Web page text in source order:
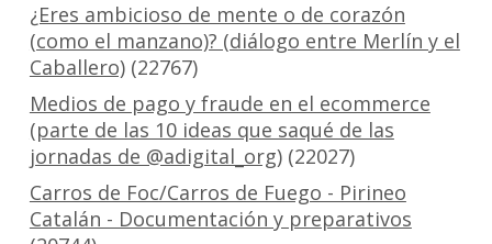
¿Eres ambicioso de mente o de corazón
(como el manzano)? (diálogo entre Merlín y el
Caballero)(22767)
Medios de pago y fraude en el ecommerce
(parte de las 10 ideas que saqué de las
jornadas de @adigital_org)(22027)
Carros de Foc/Carros de Fuego - Pirineo
Catalán - Documentación y preparativos